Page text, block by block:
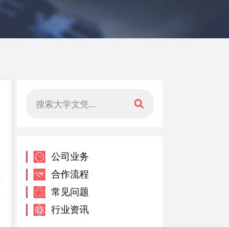
公司业务
合作流程
常见问题
行业资讯